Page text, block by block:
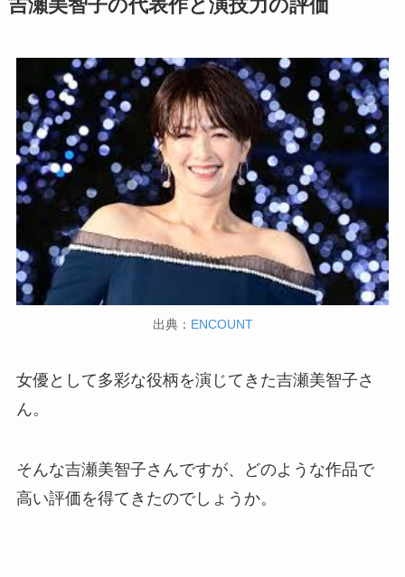
吉瀬美智子の代表作と演技力の評価
出典： ENCOUNT
女優として多彩な役柄を演じてきた吉瀬美智子さ
ん。
そんな吉瀬美智子さんですが、どのような作品で
高い評価を得てきたのでしょうか。